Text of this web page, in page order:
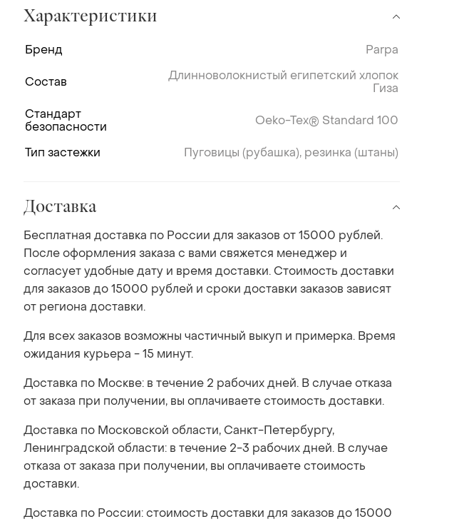
Характеристики
Бренд Parpa
Состав
Длинноволокнистый египетский хлопок
Гиза
Стандарт
безопасности
Oeko-Tex® Standard 100
Тип застежки Пуговицы (рубашка), резинка (штаны)
Доставка
Бесплатная доставка по России для заказов от 15000 рублей.
После оформления заказа с вами свяжется менеджер и
согласует удобные дату и время доставки. Стоимость доставки
для заказов до 15000 рублей и сроки доставки заказов зависят
от региона доставки.
Для всех заказов возможны частичный выкуп и примерка. Время
ожидания курьера - 15 минут.
Доставка по Москве: в течение 2 рабочих дней. В случае отказа
от заказа при получении, вы оплачиваете стоимость доставки.
Доставка по Московской области, Санкт-Петербургу,
Ленинградской области: в течение 2-3 рабочих дней. В случае
отказа от заказа при получении, вы оплачиваете стоимость
доставки.
Доставка по России: стоимость доставки для заказов до 15000